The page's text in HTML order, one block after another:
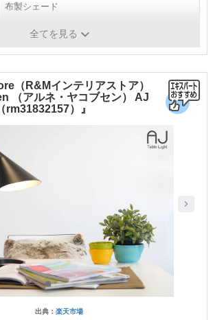
布製シェード
全てを見る
（R&Mインテリアストア）
（アルネ・ヤコブセン） AJ
rm31832157）』
出典： 楽天市場